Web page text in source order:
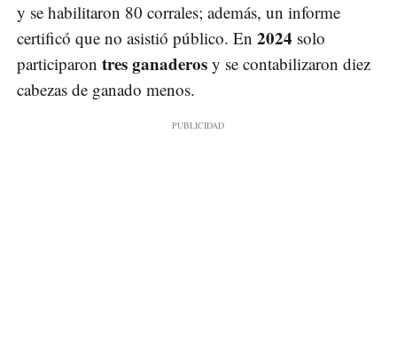
y se habilitaron 80 corrales; además, un informe
certificó que no asistió público. En 2024 solo
participaron tres ganaderos y se contabilizaron diez
cabezas de ganado menos.